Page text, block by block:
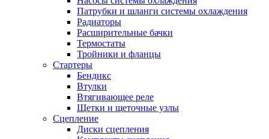
Патрубки и шланги системы охлаждения
Радиаторы
Расширительные бачки
Термостаты
Тройники и фланцы
Стартеры
Бендикс
Втулки
Втягивающее реле
Щетки и щеточные узлы
Сцепление
Диски сцепления